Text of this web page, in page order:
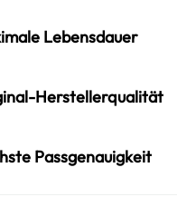
Lebensdauer
Herstellerqualität
Passgenauigkeit